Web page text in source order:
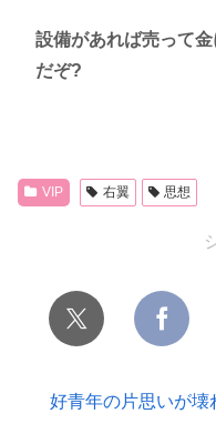
設備があれば売って
だぞ?
VIP 右翼 思想
好青年の片思いが壊